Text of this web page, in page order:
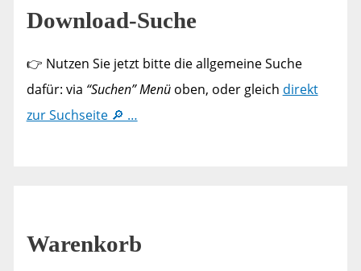
Download-Suche
👉 Nutzen Sie jetzt bitte die allgemeine Suche
dafür: via “Suchen” Menüoben, oder gleich direkt
zur Suchseite 🔎 …
Warenkorb